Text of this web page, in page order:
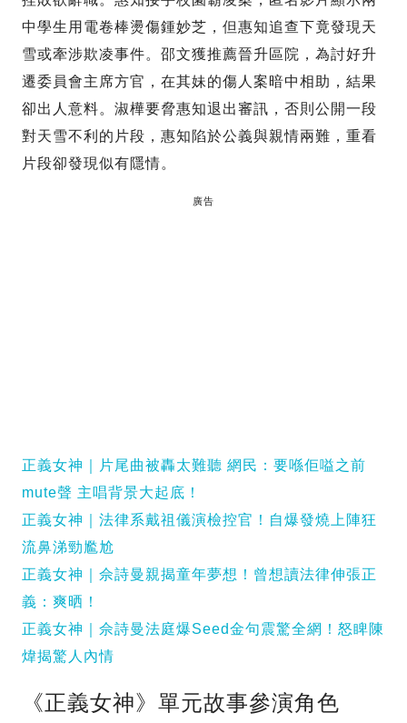
中學生用電卷棒燙傷鍾妙芝，但惠知追查下竟發現天
雪或牽涉欺凌事件。邵文獲推薦晉升區院，為討好升
遷委員會主席方官，在其妹的傷人案暗中相助，結果
卻出人意料。淑樺要脅惠知退出審訊，否則公開一段
對天雪不利的片段，惠知陷於公義與親情兩難，重看
片段卻發現似有隱情。
廣告
正義女神｜片尾曲被轟太難聽 網民：要喺佢嗌之前
mute聲 主唱背景大起底！
正義女神｜法律系戴祖儀演檢控官！自爆發燒上陣狂
流鼻涕勁尷尬
正義女神｜佘詩曼親揭童年夢想！曾想讀法律伸張正
義：爽晒！
正義女神｜佘詩曼法庭爆Seed金句震驚全網！怒睥陳
煒揭驚人內情
《正義女神》單元故事參演角色